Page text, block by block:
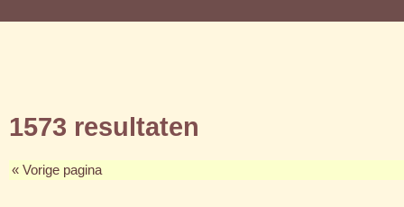
1573 resultaten
« Vorige pagina